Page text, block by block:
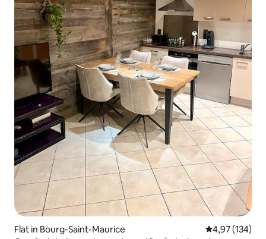
Flat in Bourg-Saint-Maurice Gemiddelde
4,97 (134)